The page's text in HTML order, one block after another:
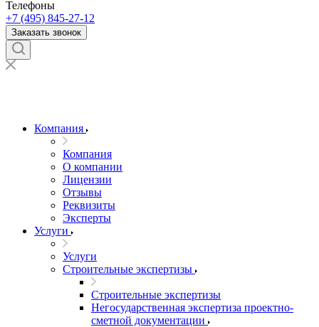
Телефоны
+7 (495) 845-27-12
Заказать звонок
Компания
Компания
О компании
Лицензии
Отзывы
Реквизиты
Эксперты
Услуги
Услуги
Строительные экспертизы
Строительные экспертизы
Негосударственная экспертиза проектно-
сметной документации